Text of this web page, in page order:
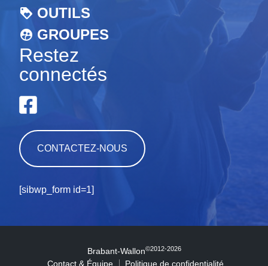
OUTILS
GROUPES
Restez
connectés
CONTACTEZ-NOUS
[sibwp_form id=1]
Brabant-Wallon©2012-2026
Contact & Équipe Politique de confidentialité